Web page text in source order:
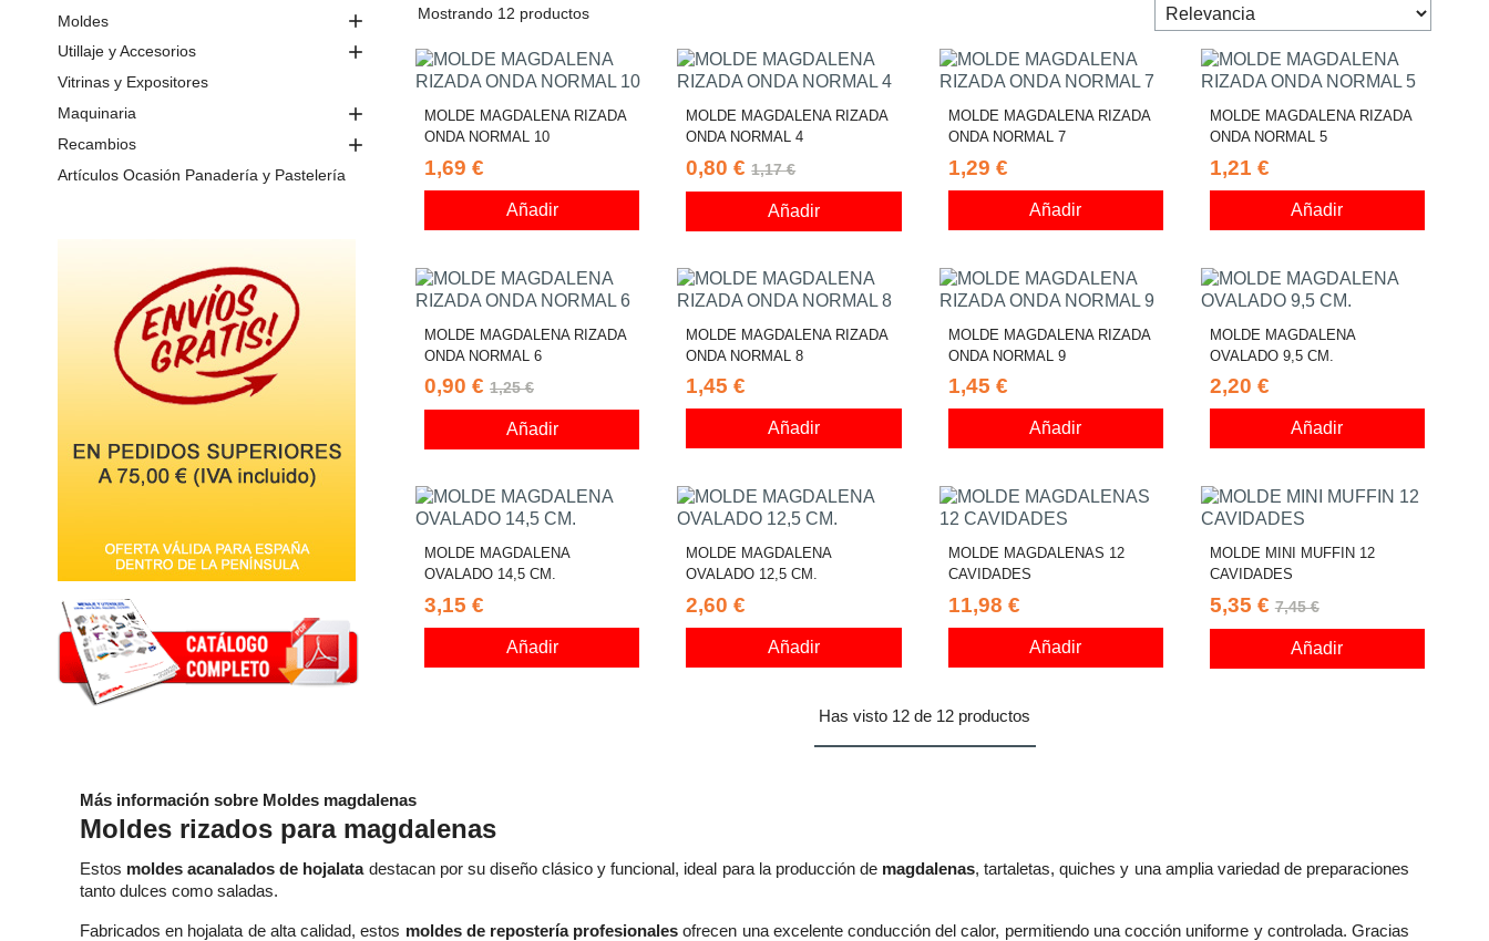
Moldes 
Utillaje y Accesorios 
Vitrinas y Expositores
Maquinaria

Recambios 
Artículos Ocasión Panadería y Pastelería
Mostrando 12 productos
MOLDE MAGDALENA RIZADA
ONDA NORMAL 10
1,69 €
Añadir
MOLDE MAGDALENA RIZADA
ONDA NORMAL 4
0,80 € 1,17 €
Añadir
MOLDE MAGDALENA RIZADA
ONDA NORMAL 7
1,29 €
Añadir
MOLDE MAGDALENA RIZADA
ONDA NORMAL 5
1,21 €
Añadir
MOLDE MAGDALENA RIZADA
ONDA NORMAL 6
0,90 € 1,25 €
Añadir
MOLDE MAGDALENA RIZADA
ONDA NORMAL 8
1,45 €
Añadir
MOLDE MAGDALENA RIZADA
ONDA NORMAL 9
1,45 €
Añadir
MOLDE MAGDALENA
OVALADO 9,5 CM.
2,20 €
Añadir
MOLDE MAGDALENA
OVALADO 14,5 CM.
3,15 €
Añadir
MOLDE MAGDALENA
OVALADO 12,5 CM.
2,60 €
Añadir
MOLDE MAGDALENAS 12
CAVIDADES
11,98 €
Añadir
MOLDE MINI MUFFIN 12
CAVIDADES
5,35 € 7,45 €
Añadir
Has visto 12 de 12 productos
Más información sobre Moldes magdalenas
Moldes rizados para magdalenas
Estos moldes acanalados de hojalatadestacan por su diseño clásico y funcional, ideal para la producción de magdalenas, tartaletas, quiches y una amplia variedad de preparaciones
tanto dulces como saladas.
Fabricados en hojalata de alta calidad, estos moldes de repostería profesionales ofrecen una excelente conducción del calor, permitiendo una cocción uniforme y controlada. Gracias